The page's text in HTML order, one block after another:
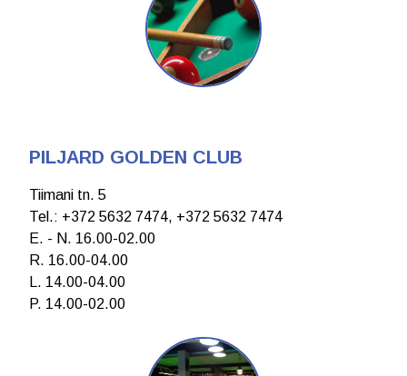
PILJARD GOLDEN CLUB
Tiimani tn. 5
Теl.: +372 5632 7474, +372 5632 7474
E. - N. 16.00-02.00
R. 16.00-04.00
L. 14.00-04.00
P. 14.00-02.00